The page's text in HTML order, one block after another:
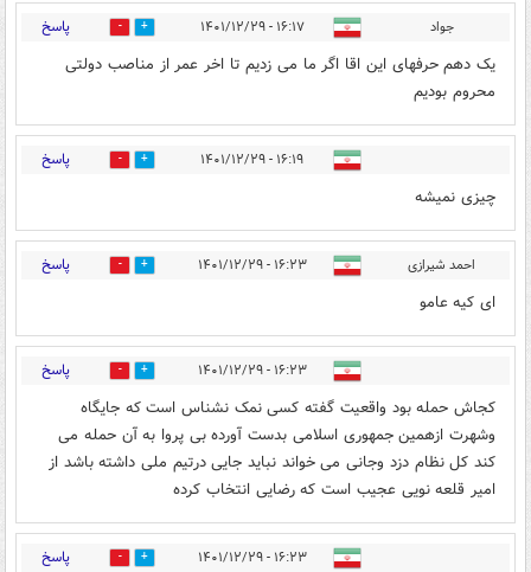
جواد ۱۶:۱۷ - ۱۴۰۱/۱۲/۲۹ 10 پاسخ
یک دهم حرفهای این اقا اگر ما می زدیم تا اخر عمر از مناصب دولتی
محروم بودیم
۱۶:۱۹ - ۱۴۰۱/۱۲/۲۹ 4 پاسخ
چیزی نمیشه
احمد شیرازی ۱۶:۲۳ - ۱۴۰۱/۱۲/۲۹ 2 پاسخ
ای کیه عامو
۱۶:۲۳ - ۱۴۰۱/۱۲/۲۹ 5 پاسخ
کجاش حمله بود واقعیت گفته کسی نمک نشناس است که جایگاه
وشهرت ازهمین جمهوری اسلامی بدست آورده بی پروا به آن حمله می
کند کل نظام دزد وجانی می خواند نباید جایی درتیم ملی داشته باشد از
امیر قلعه نویی عجیب است که رضایی انتخاب کرده
۱۶:۲۳ - ۱۴۰۱/۱۲/۲۹ 1 پاسخ